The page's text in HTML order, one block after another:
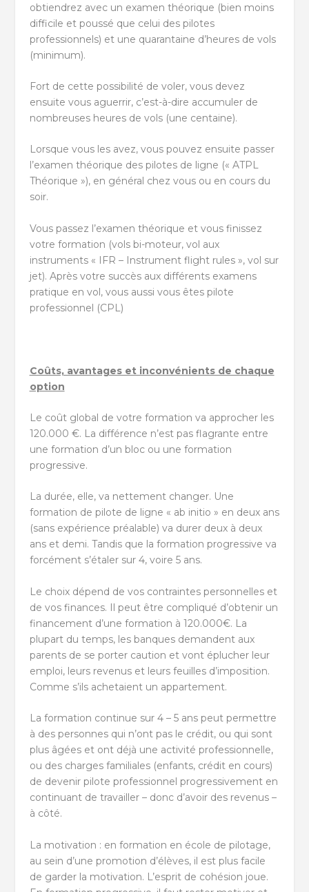
obtiendrez avec un examen théorique (bien moins
difficile et poussé que celui des pilotes
professionnels) et une quarantaine d’heures de vols
(minimum).
Fort de cette possibilité de voler, vous devez
ensuite vous aguerrir, c’est-à-dire accumuler de
nombreuses heures de vols (une centaine).
Lorsque vous les avez, vous pouvez ensuite passer
l’examen théorique des pilotes de ligne (« ATPL
Théorique »), en général chez vous ou en cours du
soir.
Vous passez l’examen théorique et vous finissez
votre formation (vols bi-moteur, vol aux
instruments « IFR – Instrument flight rules », vol sur
jet). Après votre succès aux différents examens
pratique en vol, vous aussi vous êtes pilote
professionnel (CPL)
Coûts, avantages et inconvénients de chaque
option
Le coût global de votre formation va approcher les
120.000 €. La différence n’est pas flagrante entre
une formation d’un bloc ou une formation
progressive.
La durée, elle, va nettement changer. Une
formation de pilote de ligne « ab initio » en deux ans
(sans expérience préalable) va durer deux à deux
ans et demi. Tandis que la formation progressive va
forcément s’étaler sur 4, voire 5 ans.
Le choix dépend de vos contraintes personnelles et
de vos finances. Il peut être compliqué d’obtenir un
financement d’une formation à 120.000€. La
plupart du temps, les banques demandent aux
parents de se porter caution et vont éplucher leur
emploi, leurs revenus et leurs feuilles d’imposition.
Comme s’ils achetaient un appartement.
La formation continue sur 4 – 5 ans peut permettre
à des personnes qui n’ont pas le crédit, ou qui sont
plus âgées et ont déjà une activité professionnelle,
ou des charges familiales (enfants, crédit en cours)
de devenir pilote professionnel progressivement en
continuant de travailler – donc d’avoir des revenus –
à côté.
La motivation : en formation en école de pilotage,
au sein d’une promotion d’élèves, il est plus facile
de garder la motivation. L’esprit de cohésion joue.